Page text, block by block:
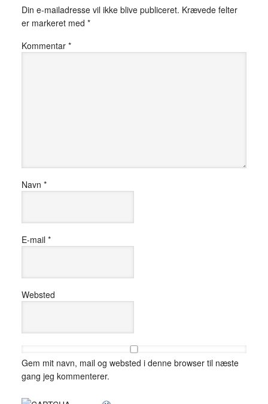
Din e-mailadresse vil ikke blive publiceret. Krævede felter
er markeret med *
Kommentar *
Navn *
E-mail *
Websted
Gem mit navn, mail og websted i denne browser til næste
gang jeg kommenterer.